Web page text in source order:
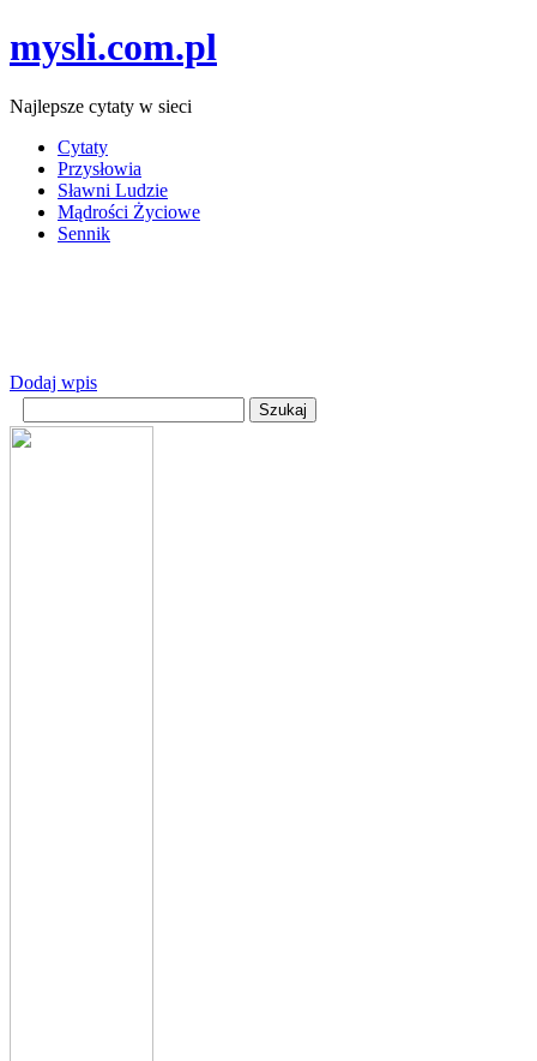
mysli.com.pl
Najlepsze cytaty w sieci
Cytaty
Przysłowia
Sławni Ludzie
Mądrości Życiowe
Sennik
Dodaj wpis